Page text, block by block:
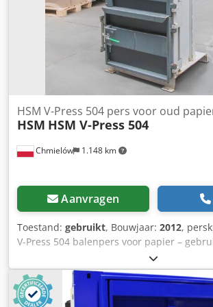
Chmielów 1.148 km
HSM V-Press 504 pers voor oud
HSM HSM V-Press 504
Aanvragen
Toestand: gebruikt, Bouwjaar: 2012,
V-Press 504 balenpers voor papier –
Press 504 verticale balenpers is een
krachtige machine, ontworpen voor het
en folieafval. Dankzij de robuuste
bediening en het moderne